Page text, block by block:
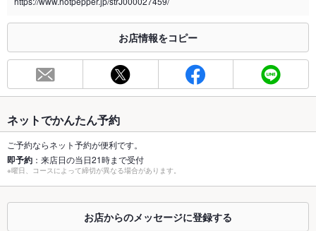
※2020年4月1日～受動喫煙対策に関する法律が施行されています。正しい情報はお店へお問い
総席数 20席
最大宴会収
16人
個室 なし
座敷 なし
掘りごたつ あり ：3名様から
お店情報をコピー
ネットでかんたん予約
ご予約ならネット予約が便利です。
即予約 ：来店日の当日21時まで受付
※曜日、コースによって締切が異なる場合があります。
お店からのメッセージに登録する